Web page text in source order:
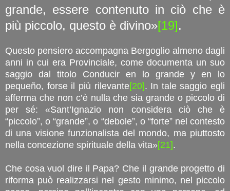
grande, essere contenuto in ciò che è
più piccolo, questo è divino»[19].
Questo pensiero accompagna Bergoglio almeno dagli
anni in cui era Provinciale, come documenta un suo
saggio dal titolo Conducir en lo grande y en lo
pequeño, forse il più rilevante[20]. In tale saggio egli
afferma che non c’è nulla che sia grande o piccolo di
per sé: «Sant’Ignazio non considera ciò che è
“piccolo”, o “grande”, o “debole”, o “forte” nel contesto
di una visione funzionalista del mondo, ma piuttosto
nella concezione spirituale della vita»[21].
Che cosa vuol dire il Papa? Che il grande progetto di
riforma può realizzarsi nel gesto minimo, nel piccolo